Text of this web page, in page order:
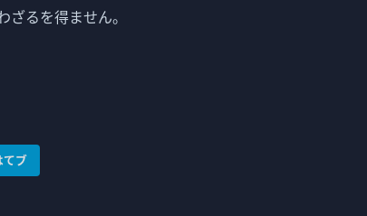
るを得ません。
てブ